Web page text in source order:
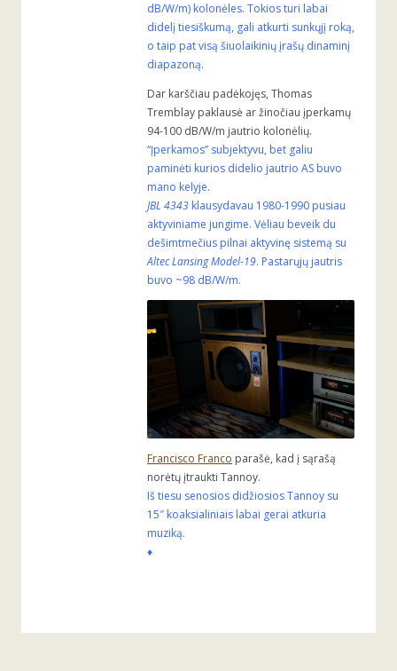
dB/W/m) kolonėles. Tokios turi labai
didelį tiesiškumą, gali atkurti sunkųjį roką,
o taip pat visą šiuolaikinių įrašų dinaminį
diapazoną.
Dar karščiau padėkojęs, Thomas
Tremblay paklausė ar žinočiau įperkamų
94-100 dB/W/m jautrio kolonėlių.
“Įperkamos” subjektyvu, bet galiu
paminėti kurios didelio jautrio AS buvo
mano kelyje.
JBL 4343 klausydavau 1980-1990 pusiau
aktyviniame jungime. Vėliau beveik du
dešimtmečius pilnai aktyvinę sistemą su
Altec Lansing Model-19. Pastarųjų jautris
buvo ~98 dB/W/m.
Francisco Franco parašė, kad į sąrašą
norėtų įtraukti Tannoy.
Iš tiesu senosios didžiosios Tannoy su
15″ koaksialiniais labai gerai atkuria
muziką.
♦